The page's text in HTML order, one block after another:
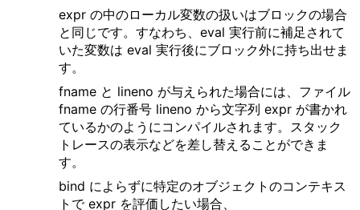
expr の中のローカル変数の扱いはブロックの場合
と同じです。すなわち、eval 実行前に補足されて
いた変数は eval 実行後にブロック外に持ち出せま
す。
fname と lineno が与えられた場合には、ファイル
fname の行番号 lineno から文字列 expr が書かれ
ているかのようにコンパイルされます。スタック
トレースの表示などを差し替えることができま
す。
bind によらずに特定のオブジェクトのコンテキス
トで expr を評価したい場合、